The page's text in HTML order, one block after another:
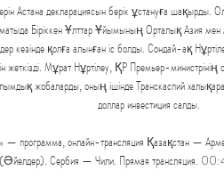
Астана декларациясын берік ұстануға
Біріккен Ұлттар Ұйымының Орталық Азия
кезінде қолға алынған іс болды. Сондай-ақ
жеткізді. Мұрат Нұртілеу, ҚР Премьер-
жобаларды, оның ішінде Транскаспий
доллар инвестиция салды.
программа, онлайн-трансляция Қазақстан —
Сербия — Чили. Прямая трансляция.